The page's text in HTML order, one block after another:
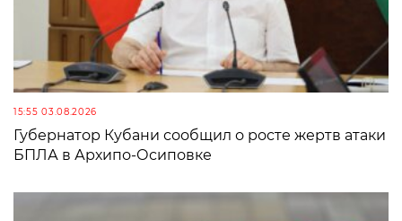
15:55 03.08.2026
Губернатор Кубани сообщил о росте жертв атаки
БПЛА в Архипо-Осиповке